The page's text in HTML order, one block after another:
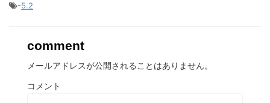
-5.2
comment
メールアドレスが公開されることはありません。
コメント